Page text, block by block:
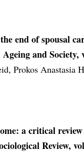
end of spousal
and Society,
Prokos Anastasia H
a critical
Review,